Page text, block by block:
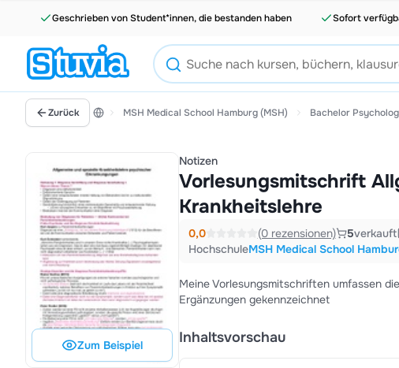
Geschrieben von Student*innen, die bestanden haben Sofort
Zurück MSH Medical School Hamburg (MSH) Bachelor
Zum Beispiel
Notizen
Vorlesungsmitschrift
Krankheitslehre
0,0 (0 rezensionen) 5verkauft
HochschuleMSH Medical School
Meine Vorlesungsmitschriften umfassen
Ergänzungen gekennzeichnet
Inhaltsvorschau